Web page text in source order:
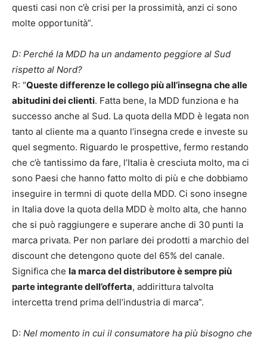
questi casi non c’è crisi per la prossimità, anzi ci sono
molte opportunità”.
D: Perché la MDD ha un andamento peggiore al Sud
rispetto al Nord?
R: “Queste differenze le collego più all’insegna che alle
abitudini dei clienti. Fatta bene, la MDD funziona e ha
successo anche al Sud. La quota della MDD è legata non
tanto al cliente ma a quanto l’insegna crede e investe su
quel segmento. Riguardo le prospettive, fermo restando
che c’è tantissimo da fare, l’Italia è cresciuta molto, ma ci
sono Paesi che hanno fatto molto di più e che dobbiamo
inseguire in termni di quote della MDD. Ci sono insegne
in Italia dove la quota della MDD è molto alta, che hanno
che si può raggiungere e superare anche di 30 punti la
marca privata. Per non parlare dei prodotti a marchio del
discount che detengono quote del 65% del canale.
Significa che la marca del distributore è sempre più
parte integrante dell’offerta, addirittura talvolta
intercetta trend prima dell’industria di marca”.
D: Nel momento in cui il consumatore ha più bisogno che